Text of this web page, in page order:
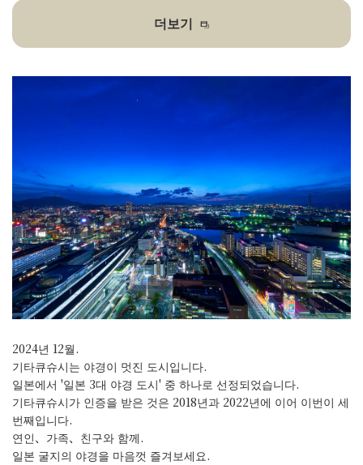
더보기
2024년 12월.
기타큐슈시는 야경이 멋진 도시입니다.
일본에서 '일본 3대 야경 도시' 중 하나로 선정되었습니다.
기타큐슈시가 인증을 받은 것은 2018년과 2022년에 이어 이번이 세
번째입니다.
연인、가족、친구와 함께.
일본 굴지의 야경을 마음껏 즐겨보세요.